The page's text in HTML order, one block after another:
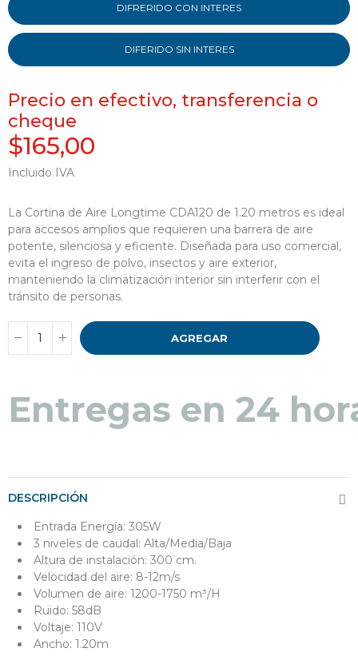
DIFRERIDO CON INTERES
DIFERIDO SIN INTERES
Precio en efectivo, transferencia o
cheque
$165,00
Incluido IVA
La Cortina de Aire Longtime CDA120 de 1.20 metros es ideal
para accesos amplios que requieren una barrera de aire
potente, silenciosa y eficiente. Diseñada para uso comercial,
evita el ingreso de polvo, insectos y aire exterior,
manteniendo la climatización interior sin interferir con el
tránsito de personas.
AGREGAR
Entregas en 24
DESCRIPCIÓN
Entrada Energía: 305W
3 niveles de caudal: Alta/Media/Baja
Altura de instalación: 300 cm.
Velocidad del aire: 8-12m/s
Volumen de aire: 1200-1750 m³/H
Ruido: 58dB
Voltaje: 110V
Ancho: 1.20m